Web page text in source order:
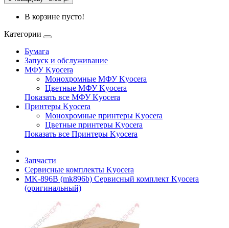
В корзине пусто!
Категории
Бумага
Запуск и обслуживание
МФУ Kyocera
Монохромные МФУ Kyocera
Цветные МФУ Kyocera
Показать все МФУ Kyocera
Принтеры Kyocera
Монохромные принтеры Kyocera
Цветные принтеры Kyocera
Показать все Принтеры Kyocera
Запчасти
Сервисные комплекты Kyocera
MK-896B (mk896b) Сервисный комплект Kyocera
(оригинальный)